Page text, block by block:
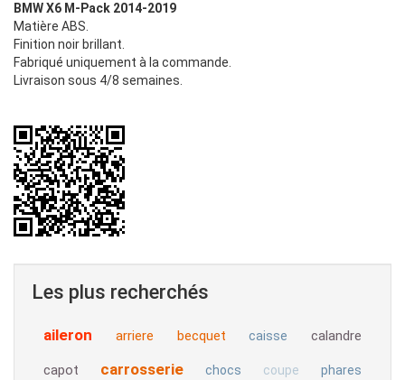
BMW X6 M-Pack 2014-2019
Matière ABS.
Finition noir brillant.
Fabriqué uniquement à la commande.
Livraison sous 4/8 semaines.
Les plus recherchés
aileron arriere becquet caisse calandre
capot carrosserie chocs coupe phares